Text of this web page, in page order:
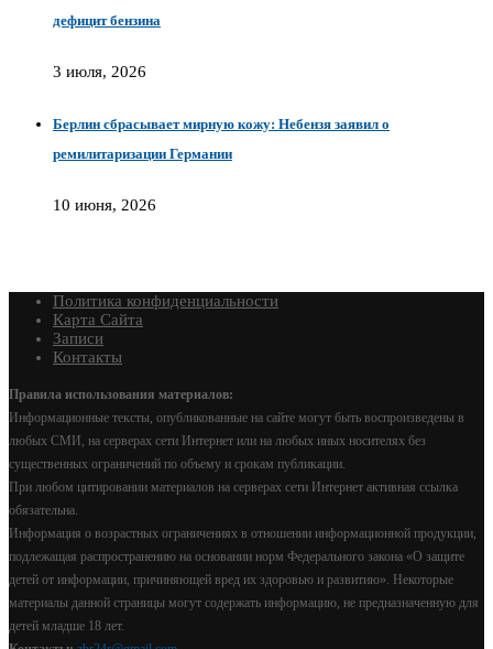
дефицит бензина
3 июля, 2026
Берлин сбрасывает мирную кожу: Небензя заявил о
ремилитаризации Германии
10 июня, 2026
Политика конфиденциальности
Карта Сайта
Записи
Контакты
Правила использования материалов:
Информационные тексты, опубликованные на сайте могут быть воспроизведены в
любых СМИ, на серверах сети Интернет или на любых иных носителях без
существенных ограничений по объему и срокам публикации.
При любом цитировании материалов на серверах сети Интернет активная ссылка
обязательна.
Информация о возрастных ограничениях в отношении информационной продукции,
подлежащая распространению на основании норм Федерального закона «О защите
детей от информации, причиняющей вред их здоровью и развитию». Некоторые
материалы данной страницы могут содержать информацию, не предназначенную для
детей младше 18 лет.